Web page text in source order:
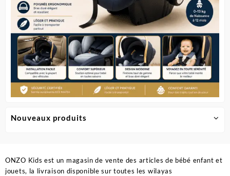
Nouveaux produits
ONZO Kids est un magasin de vente des articles de bébé enfant et
jouets, la livraison disponible sur toutes les wilayas